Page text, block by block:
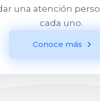
una atención
cada uno.
Conoce más